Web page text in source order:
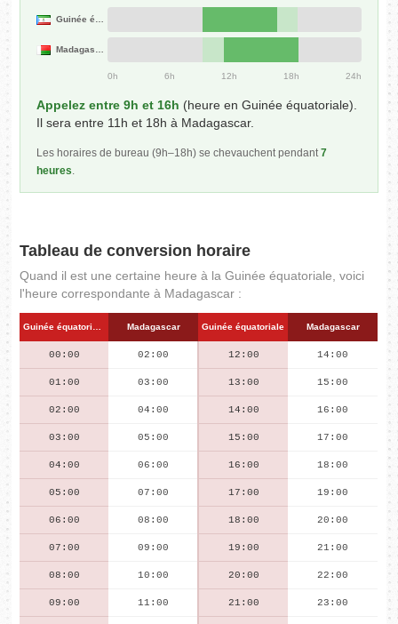
Guinée équatoriale
Madagascar
0h 6h 12h 18h 24h
Appelez entre 9h et 16h (heure en Guinée équatoriale).
Il sera entre 11h et 18h à Madagascar.
Les horaires de bureau (9h–18h) se chevauchent pendant7
heures.
Tableau de conversion horaire
Quand il est une certaine heure à la Guinée équatoriale, voici
l'heure correspondante à Madagascar :
Guinée équatoriale Madagascar Guinée équatoriale Madagascar
00:00 02:00 12:00 14:00
01:00 03:00 13:00 15:00
02:00 04:00 14:00 16:00
03:00 05:00 15:00 17:00
04:00 06:00 16:00 18:00
05:00 07:00 17:00 19:00
06:00 08:00 18:00 20:00
07:00 09:00 19:00 21:00
08:00 10:00 20:00 22:00
09:00 11:00 21:00 23:00